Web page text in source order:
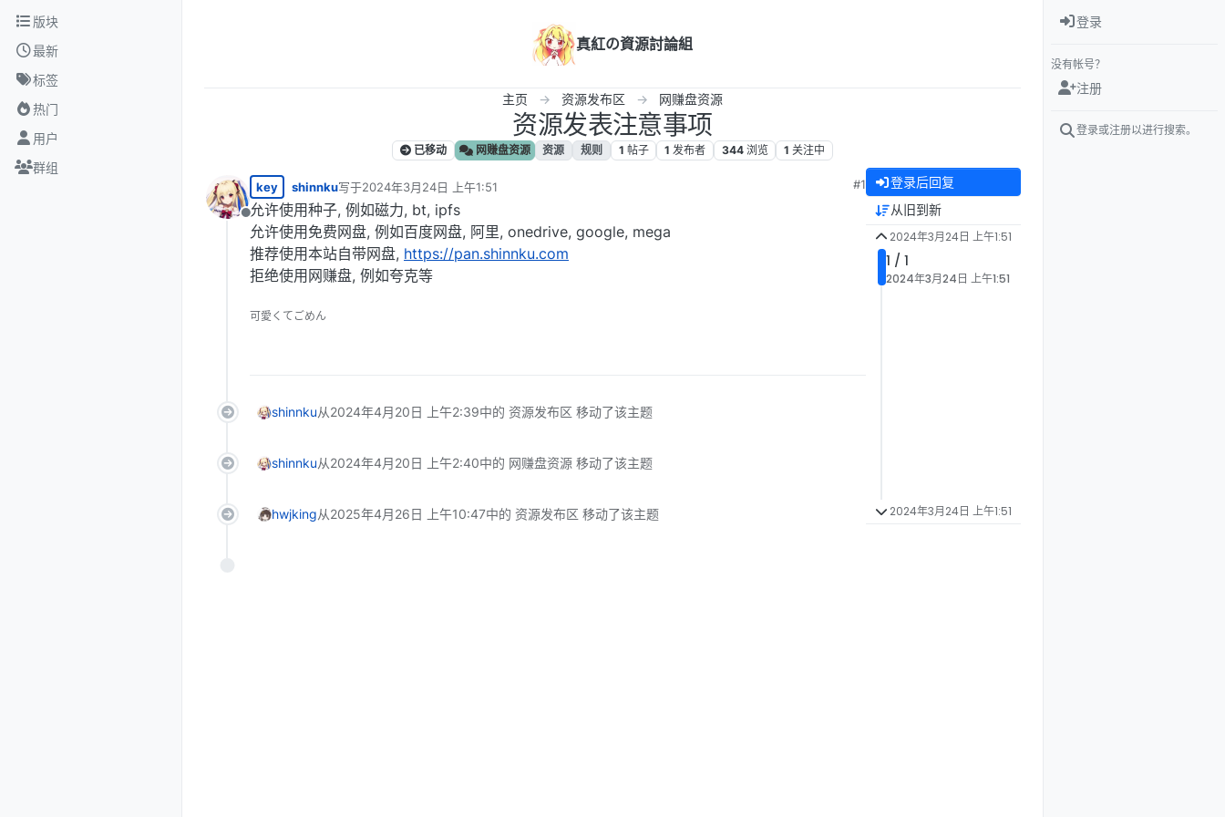
跳转至内容
版块
最新
标签
热门
用户
群组
真紅の資源討論組
主页 资源发布区 网赚盘资源
资源发表注意事项
已移动 网赚盘资源 资源 规则 1 帖子 1 发布者 344 浏览 1 关注中
离线
key shinnku写于2024年3月24日 上午1:51
最后由 编辑
#1
允许使用种子, 例如磁力, bt, ipfs
允许使用免费网盘, 例如百度网盘, 阿里, onedrive, google, mega
推荐使用本站自带网盘, https://pan.shinnku.com
拒绝使用网赚盘, 例如夸克等
可愛くてごめん
shinnku从2024年4月20日 上午2:39中的 资源发布区 移动了该主题
shinnku从2024年4月20日 上午2:40中的 网赚盘资源 移动了该主题
hwjking从2025年4月26日 上午10:47中的 资源发布区 移动了该主题
登录后回复
从旧到新
2024年3月24日 上午1:51
1 / 1
2024年3月24日 上午1:51
2024年3月24日 上午1:51
登录
没有帐号？
注册
登录或注册以进行搜索。